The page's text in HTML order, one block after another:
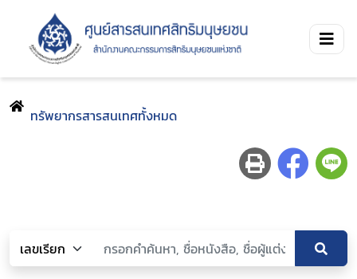
ทรัพยากรสารสนเทศทั้งหมด